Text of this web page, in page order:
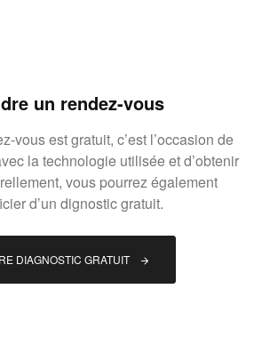
un rendez-vous
vous est gratuit, c’est l’occasion de
la technologie utilisée et d’obtenir
vous pourrez également
d’un dignostic gratuit.
DIAGNOSTIC GRATUIT